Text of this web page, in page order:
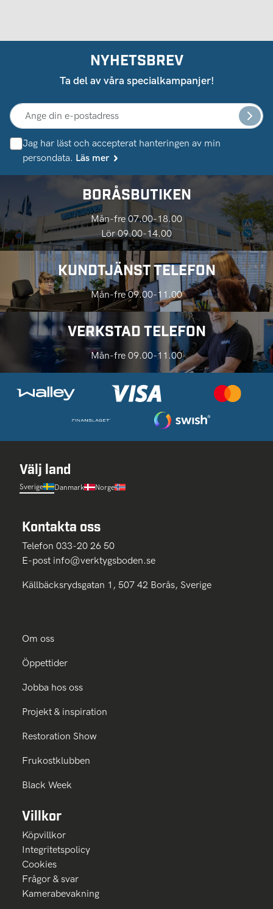
NYHETSBREV
Ta del av våra specialkampanjer!
Jag har läst och accepterat hanteringen av min
persondata. Läs mer
BORÅSBUTIKEN
Mån-fre 07.00-18.00
Lör 09.00-14.00
KUNDTJÄNST TELEFON
Mån-fre 09.00-11.00
VERKSTAD TELEFON
Mån-fre 09.00-11.00
Välj land
Sverige Danmark Norge
Kontakta oss
Telefon 033-20 26 50
E-post info@verktygsboden.se
Källbäcksrydsgatan 1, 507 42 Borås, Sverige
Om oss
Öppettider
Jobba hos oss
Projekt & inspiration
Restoration Show
Frukostklubben
Black Week
Villkor
Köpvillkor
Integritetspolicy
Cookies
Frågor & svar
Kamerabevakning